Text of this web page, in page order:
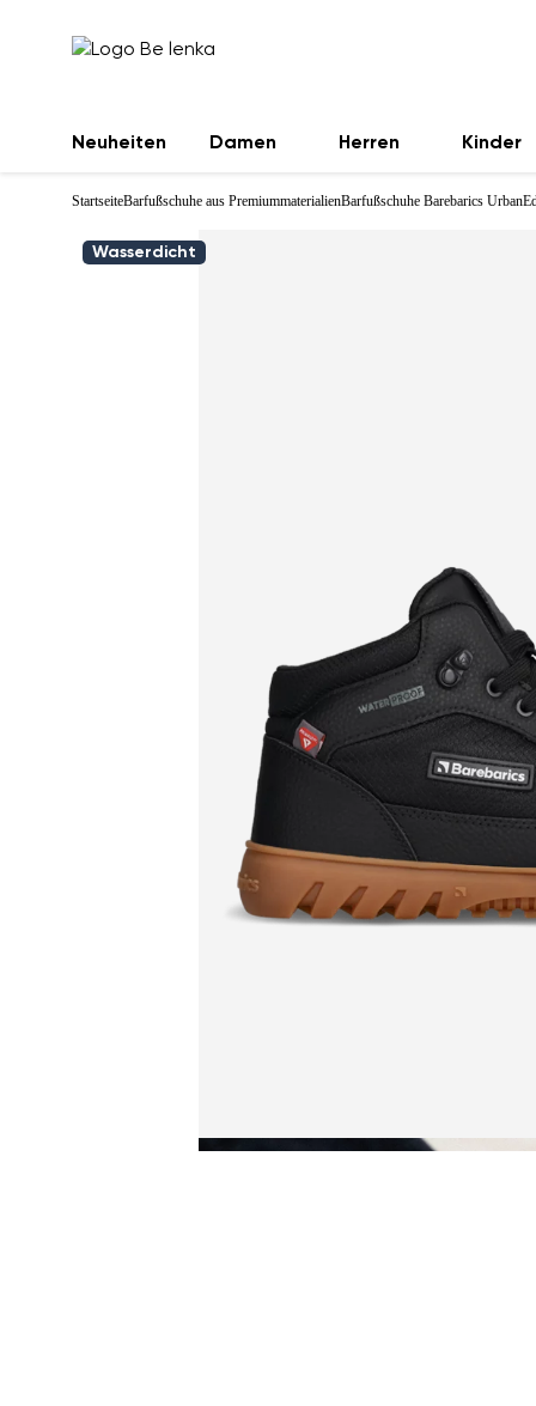
Neuheiten Damen Herren Kinder
StartseiteBarfußschuhe aus PremiummaterialienBarfußschuhe Barebarics
Wasserdicht